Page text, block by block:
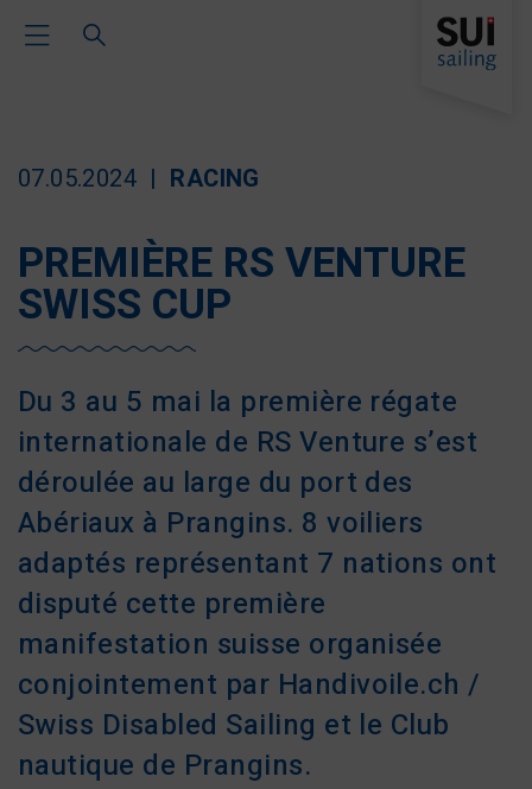
Toggle Main Navigation
07.05.2024 RACING
PREMIÈRE RS VENTURE
SWISS CUP
Du 3 au 5 mai la première régate
internationale de RS Venture s’est
déroulée au large du port des
Abériaux à Prangins. 8 voiliers
adaptés représentant 7 nations ont
disputé cette première
manifestation suisse organisée
conjointement par Handivoile.ch /
Swiss Disabled Sailing et le Club
nautique de Prangins.